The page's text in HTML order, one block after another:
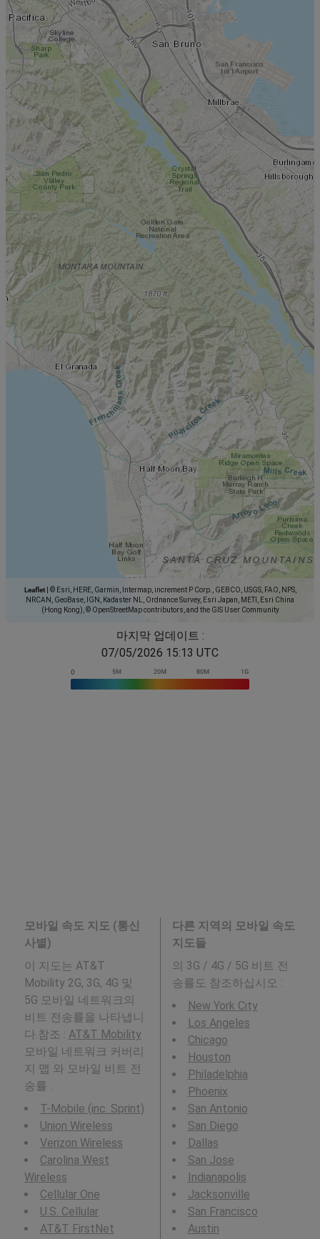
Leaflet
© Esri, HERE, Garmin, Intermap, increment P Corp., GEBCO, USGS, FAO, NPS,
NRCAN, GeoBase, IGN, Kadaster NL, Ordnance Survey, Esri Japan, METI, Esri China
(Hong Kong), © OpenStreetMap contributors, and the GIS User Community
마지막 업데이트 :
07/05/2026 15:13 UTC
모바일 속도 지도 (통신
사별)
이 지도는 AT&T
Mobility 2G, 3G, 4G 및
5G 모바일 네트워크의
비트 전송률을 나타냅니
다.참조 : AT&T Mobility
모바일 네트워크 커버리
지 맵 와 모바일 비트 전
송률 .
T-Mobile (inc. Sprint)
Union Wireless
Verizon Wireless
Carolina West
Wireless
Cellular One
U.S. Cellular
AT&T FirstNet
다른 지역의 모바일 속도
지도들
의 3G / 4G / 5G 비트 전
송률도 참조하십시오 :
New York City
Los Angeles
Chicago
Houston
Philadelphia
Phoenix
San Antonio
San Diego
Dallas
San Jose
Indianapolis
Jacksonville
San Francisco
Austin